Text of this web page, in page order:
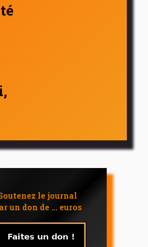
le journal
un don de ... euros